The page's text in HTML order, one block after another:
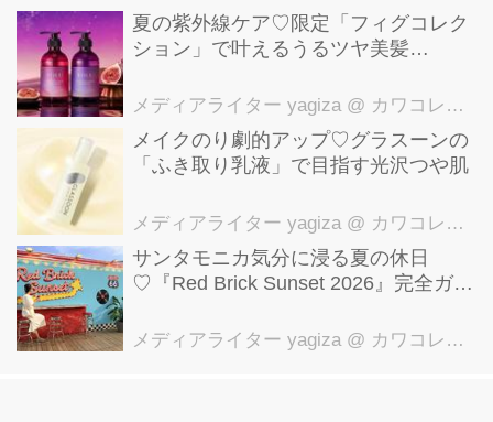
夏の紫外線ケア♡限定「フィグコレク
ション」で叶えるうるツヤ美髪
メディアライター yagiza @ カワコレメディア編集部
メイクのり劇的アップ♡グラスーンの
「ふき取り乳液」で目指す光沢つや肌
メディアライター yagiza @ カワコレメディア編集部
サンタモニカ気分に浸る夏の休日
♡『Red Brick Sunset 2026』完全ガイ
メディアライター yagiza @ カワコレメディア編集部